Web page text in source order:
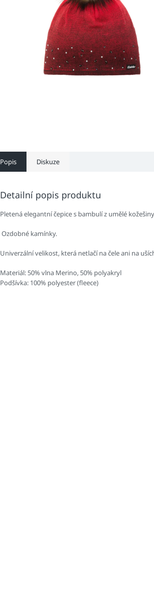
Popis Diskuze
Detailní popis produktu
Pletená elegantní čepice s bambulí z umělé
Ozdobné kamínky.
Univerzální velikost, která netlačí na čele ani na
Materiál: 50% vlna Merino, 50% polyakryl
Podšívka: 100% polyester (fleece)